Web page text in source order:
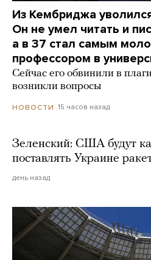
Из Кембриджа
Он не умел читать и
а в 37 стал самым
профессором в
Сейчас его обвинили в
возникли вопросы
НОВОСТИ 15 часов назад
Зеленский: США будут
поставлять Украине
день назад